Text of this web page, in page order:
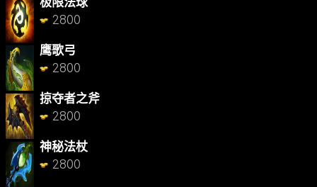
2800
鹰歌弓
2800
掠夺者之斧
2800
神秘法杖
2800